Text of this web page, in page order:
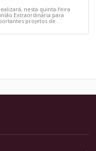
nesta quinta-feira
Extraordinária para
projetos de